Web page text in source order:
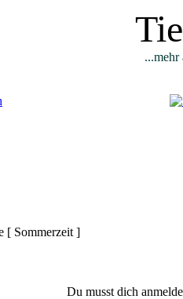
...mehr
[ Sommerzeit ]
Du musst dich